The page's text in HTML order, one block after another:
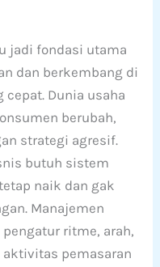
jadi fondasi utama
dan berkembang di
cepat. Dunia usaha
berubah,
strategi agresif.
butuh sistem
naik dan gak
Manajemen
ritme, arah,
pemasaran